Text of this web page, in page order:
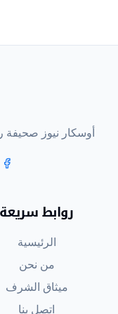
أوسكار نيوز صحيفة
روابط سريعة
الرئيسية
من نحن
ميثاق الشرف
اتصل بنا